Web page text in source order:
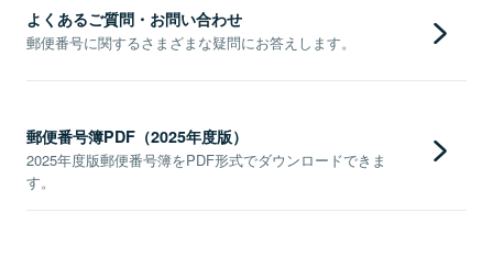
よくあるご質問・お問い合わせ
郵便番号に関するさまざまな疑問にお答えします。
郵便番号簿PDF（2025年度版）
2025年度版郵便番号簿をPDF形式でダウンロードできま
す。